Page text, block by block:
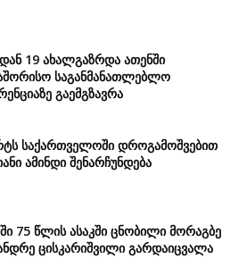
19 ახალგაზრდა ათენში
საგანმანათლებლო
გაემგზავრა
საქართველოში დროგამოშვებით
ამინდი შენარჩუნდება
75 წლის ასაკში ცნობილი მორაგბე
ცისკარიშვილი გარდაიცვალა